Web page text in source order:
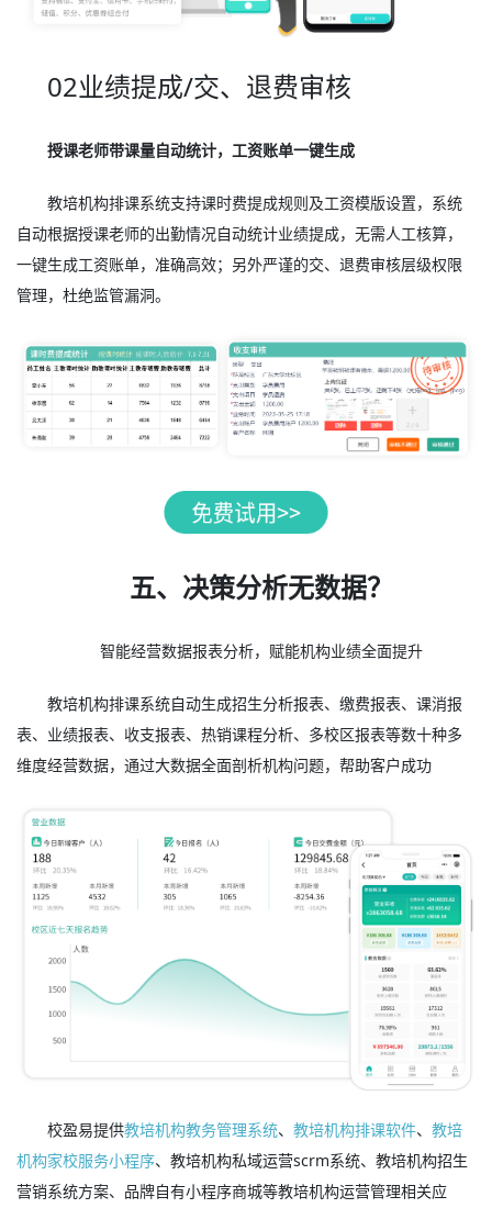
02业绩提成/交、退费审核
授课老师带课量自动统计，工资账单一键生成
教培机构排课系统支持课时费提成规则及工资模版设置，系统
自动根据授课老师的出勤情况自动统计业绩提成，无需人工核算，
一键生成工资账单，准确高效；另外严谨的交、退费审核层级权限
管理，杜绝监管漏洞。
五、决策分析无数据？
智能经营数据报表分析，赋能机构业绩全面提升
教培机构排课系统自动生成招生分析报表、缴费报表、课消报
表、业绩报表、收支报表、热销课程分析、多校区报表等数十种多
维度经营数据，通过大数据全面剖析机构问题，帮助客户成功
校盈易提供教培机构教务管理系统、教培机构排课软件、教培
机构家校服务小程序、教培机构私域运营scrm系统、教培机构招生
营销系统方案、品牌自有小程序商城等教培机构运营管理相关应